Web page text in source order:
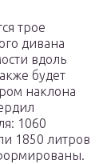
трое
дивана
вдоль
будет
наклона
1060
1850 литров